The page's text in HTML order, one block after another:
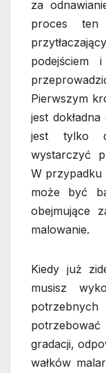
za
proces
podejściem
Pierwszym
jest
jest tylko
wystarczyć
W przypadku
może być
obejmujące
malowanie.
Kiedy już
musisz
potrzebnych
gradacji,
wałków